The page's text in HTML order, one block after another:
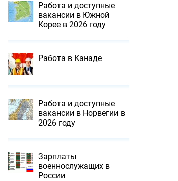
Работа и доступные
вакансии в Южной
Корее в 2026 году
Работа в Канаде
Работа и доступные
вакансии в Норвегии в
2026 году
Зарплаты
военнослужащих в
России